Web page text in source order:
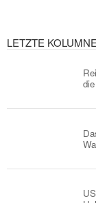
LETZTE